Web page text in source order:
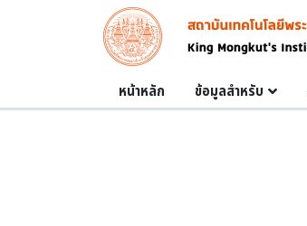
Skip to main content
Image
Main navigation
หน้าหลัก ข้อมูลสำหรับ